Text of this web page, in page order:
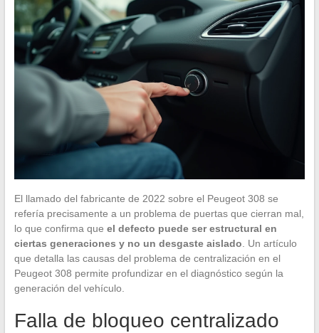
El llamado del fabricante de 2022 sobre el Peugeot 308 se
refería precisamente a un problema de puertas que cierran mal,
lo que confirma que el defecto puede ser estructural en
ciertas generaciones y no un desgaste aislado . Un artículo
que detalla las causas del problema de centralización en el
Peugeot 308 permite profundizar en el diagnóstico según la
generación del vehículo.
Falla de bloqueo centralizado